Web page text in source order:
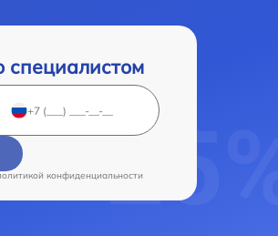
специалистом
конфиденциальности